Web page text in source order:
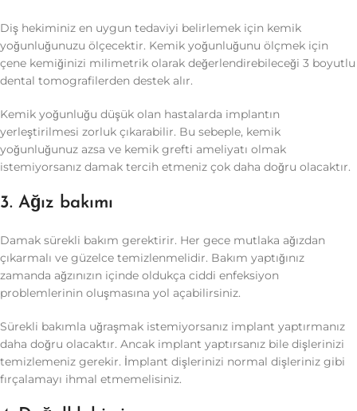
Diş hekiminiz en uygun tedaviyi belirlemek için kemik
yoğunluğunuzu ölçecektir. Kemik yoğunluğunu ölçmek için
çene kemiğinizi milimetrik olarak değerlendirebileceği 3 boyutlu
dental tomografilerden destek alır.
Kemik yoğunluğu düşük olan hastalarda implantın
yerleştirilmesi zorluk çıkarabilir. Bu sebeple, kemik
yoğunluğunuz azsa ve kemik grefti ameliyatı olmak
istemiyorsanız damak tercih etmeniz çok daha doğru olacaktır.
3. Ağız bakımı
Damak sürekli bakım gerektirir. Her gece mutlaka ağızdan
çıkarmalı ve güzelce temizlenmelidir. Bakım yaptığınız
zamanda ağzınızın içinde oldukça ciddi enfeksiyon
problemlerinin oluşmasına yol açabilirsiniz.
Sürekli bakımla uğraşmak istemiyorsanız implant yaptırmanız
daha doğru olacaktır. Ancak implant yaptırsanız bile dişlerinizi
temizlemeniz gerekir. İmplant dişlerinizi normal dişleriniz gibi
fırçalamayı ihmal etmemelisiniz.